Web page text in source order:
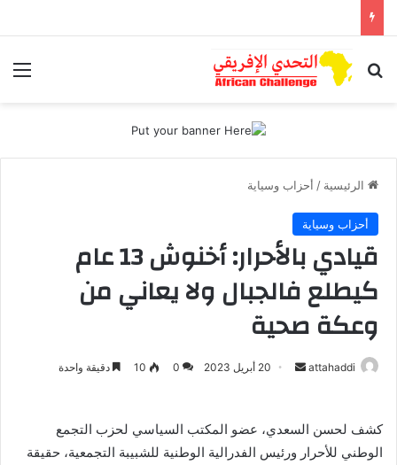
بحث عن
الرئيسية / أحزاب وسياية
أحزاب وسياية
قيادي بالأحرار: أخنوش 13 عام
كيطلع فالجبال ولا يعاني من
وعكة صحية
attahaddi
أرسل 20 أبريل 2023 0
10 دقيقة واحدة
كشف لحسن السعدي، عضو المكتب السياسي لحزب التجمع
الوطني للأحرار ورئيس الفدرالية الوطنية للشبيبة التجمعية، حقيقة